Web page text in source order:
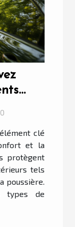
clé
et la
protègent
tels
poussière.
types de